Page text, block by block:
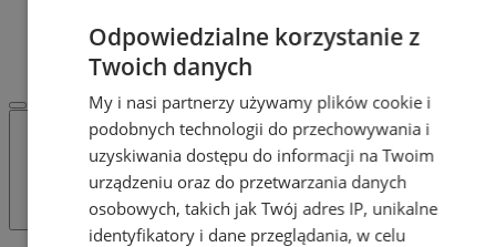
REKLAMA
WSPÓŁPRACA
Odpowiedzialne korzystanie z
Twoich danych
My i nasi partnerzy używamy plików cookie i
podobnych technologii do przechowywania i
uzyskiwania dostępu do informacji na Twoim
urządzeniu oraz do przetwarzania danych
osobowych, takich jak Twój adres IP, unikalne
identyfikatory i dane przeglądania, w celu